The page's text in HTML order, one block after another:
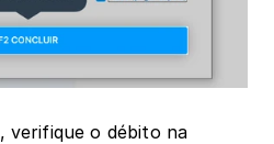
, verifique o débito na